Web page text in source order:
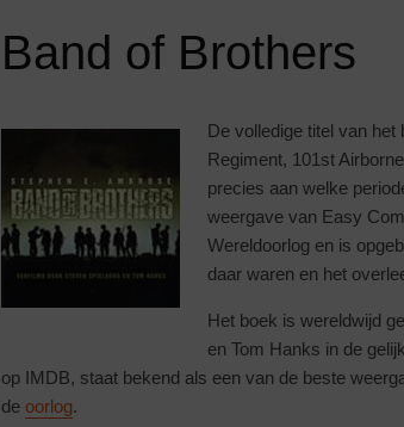
Band of Brothers
De volledige titel van
Regiment, 101st
precies aan welke
weergave van Easy
Wereldoorlog en is
daar waren en het
Het boek is wereldwijd
en Tom Hanks in de
op IMDB, staat bekend als een van de beste
de oorlog.